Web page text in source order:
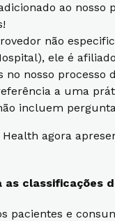
ao
não
ele é
no nosso processo
a uma
incluem
agora
classificações
pacientes e